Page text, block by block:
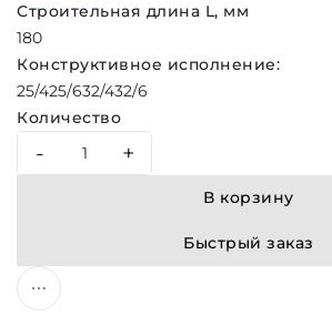
Строительная длина L, мм
180
Конструктивное исполнение:
25/425/632/432/6
Количество
- +
В корзину
Быстрый заказ